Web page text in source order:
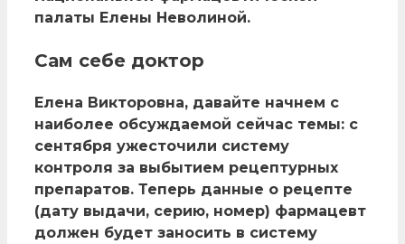
палаты Елены Неволиной.
Сам себе доктор
Елена Викторовна, давайте начнем с
наиболее обсуждаемой сейчас темы: с
сентября ужесточили систему
контроля за выбытием рецептурных
препаратов. Теперь данные о рецепте
(дату выдачи, серию, номер) фармацевт
должен будет заносить в систему